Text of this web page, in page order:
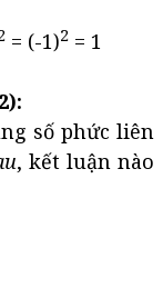
= (-1)2 = 1
số phức liên
, kết luận nào